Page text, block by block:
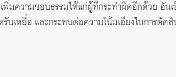
เพิ่มความชอบธรรมให้แก่ผู้ที่กระทำผิดอีกด้วย อั
เหยื่อ และกระทบต่อความโน้มเอียงในการตัดสิ